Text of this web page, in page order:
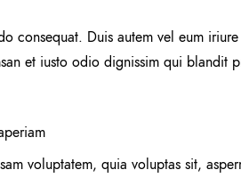
consequat. Duis autem vel eum
et iusto odio dignissim qui blandit
voluptatem, quia voluptas sit,